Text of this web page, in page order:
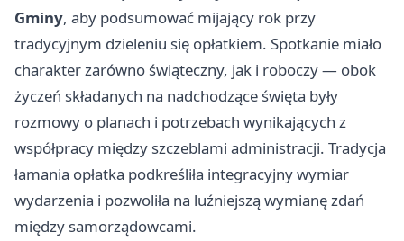
Gminy, aby podsumować mijający rok przy
tradycyjnym dzieleniu się opłatkiem. Spotkanie miało
charakter zarówno świąteczny, jak i roboczy — obok
życzeń składanych na nadchodzące święta były
rozmowy o planach i potrzebach wynikających z
współpracy między szczeblami administracji. Tradycja
łamania opłatka podkreśliła integracyjny wymiar
wydarzenia i pozwoliła na luźniejszą wymianę zdań
między samorządowcami.